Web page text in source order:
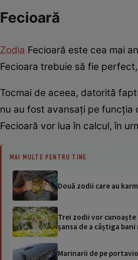
Fecioară
Zodia Fecioară este cea mai
Fecioara trebuie să fie
Tocmai de aceea, datorită
nu au fost avansați pe funcția
Fecioară vor lua în calcul, în
MAI MULTE PENTRU TINE
Două zodii care au
Trei zodii vor
șansa de a câștiga bani
Marinarii de pe